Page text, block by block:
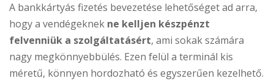
A bankkártyás fizetés bevezetése lehetőséget ad arra,
hogy a vendégeknek ne kelljen készpénzt
felvenniük a szolgáltatásért, ami sokak számára
nagy megkönnyebbülés. Ezen felül a terminál kis
méretű, könnyen hordozható és egyszerűen kezelhető.